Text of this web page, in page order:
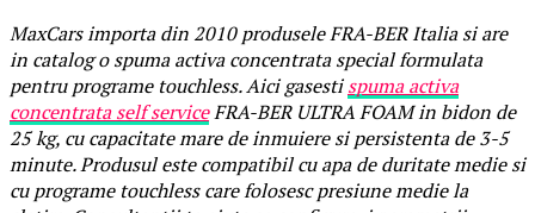
MaxCars importa din 2010 produsele FRA-BER Italia si are
in catalog o spuma activa concentrata special formulata
pentru programe touchless. Aici gasestispuma activa
concentrata self serviceFRA-BER ULTRA FOAM in bidon de
25 kg, cu capacitate mare de inmuiere si persistenta de 3-5
minute. Produsul este compatibil cu apa de duritate medie si
cu programe touchless care folosesc presiune medie la